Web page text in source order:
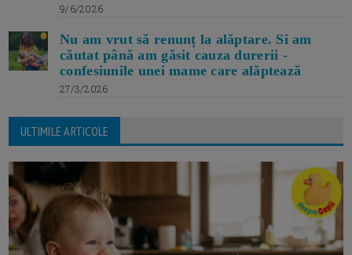
9/6/2026
Nu am vrut să renunț la alăptare. Si am
căutat până am găsit cauza durerii -
confesiunile unei mame care alăptează
27/3/2026
ULTIMILE ARTICOLE